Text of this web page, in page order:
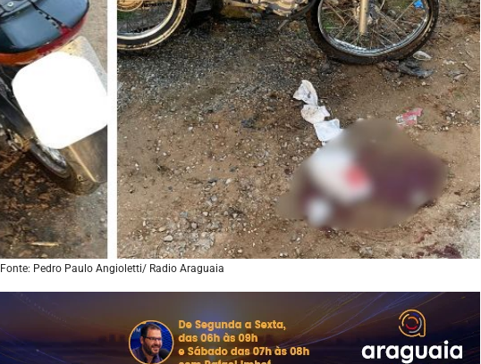
Fonte: Pedro Paulo Angioletti/ Radio Araguaia